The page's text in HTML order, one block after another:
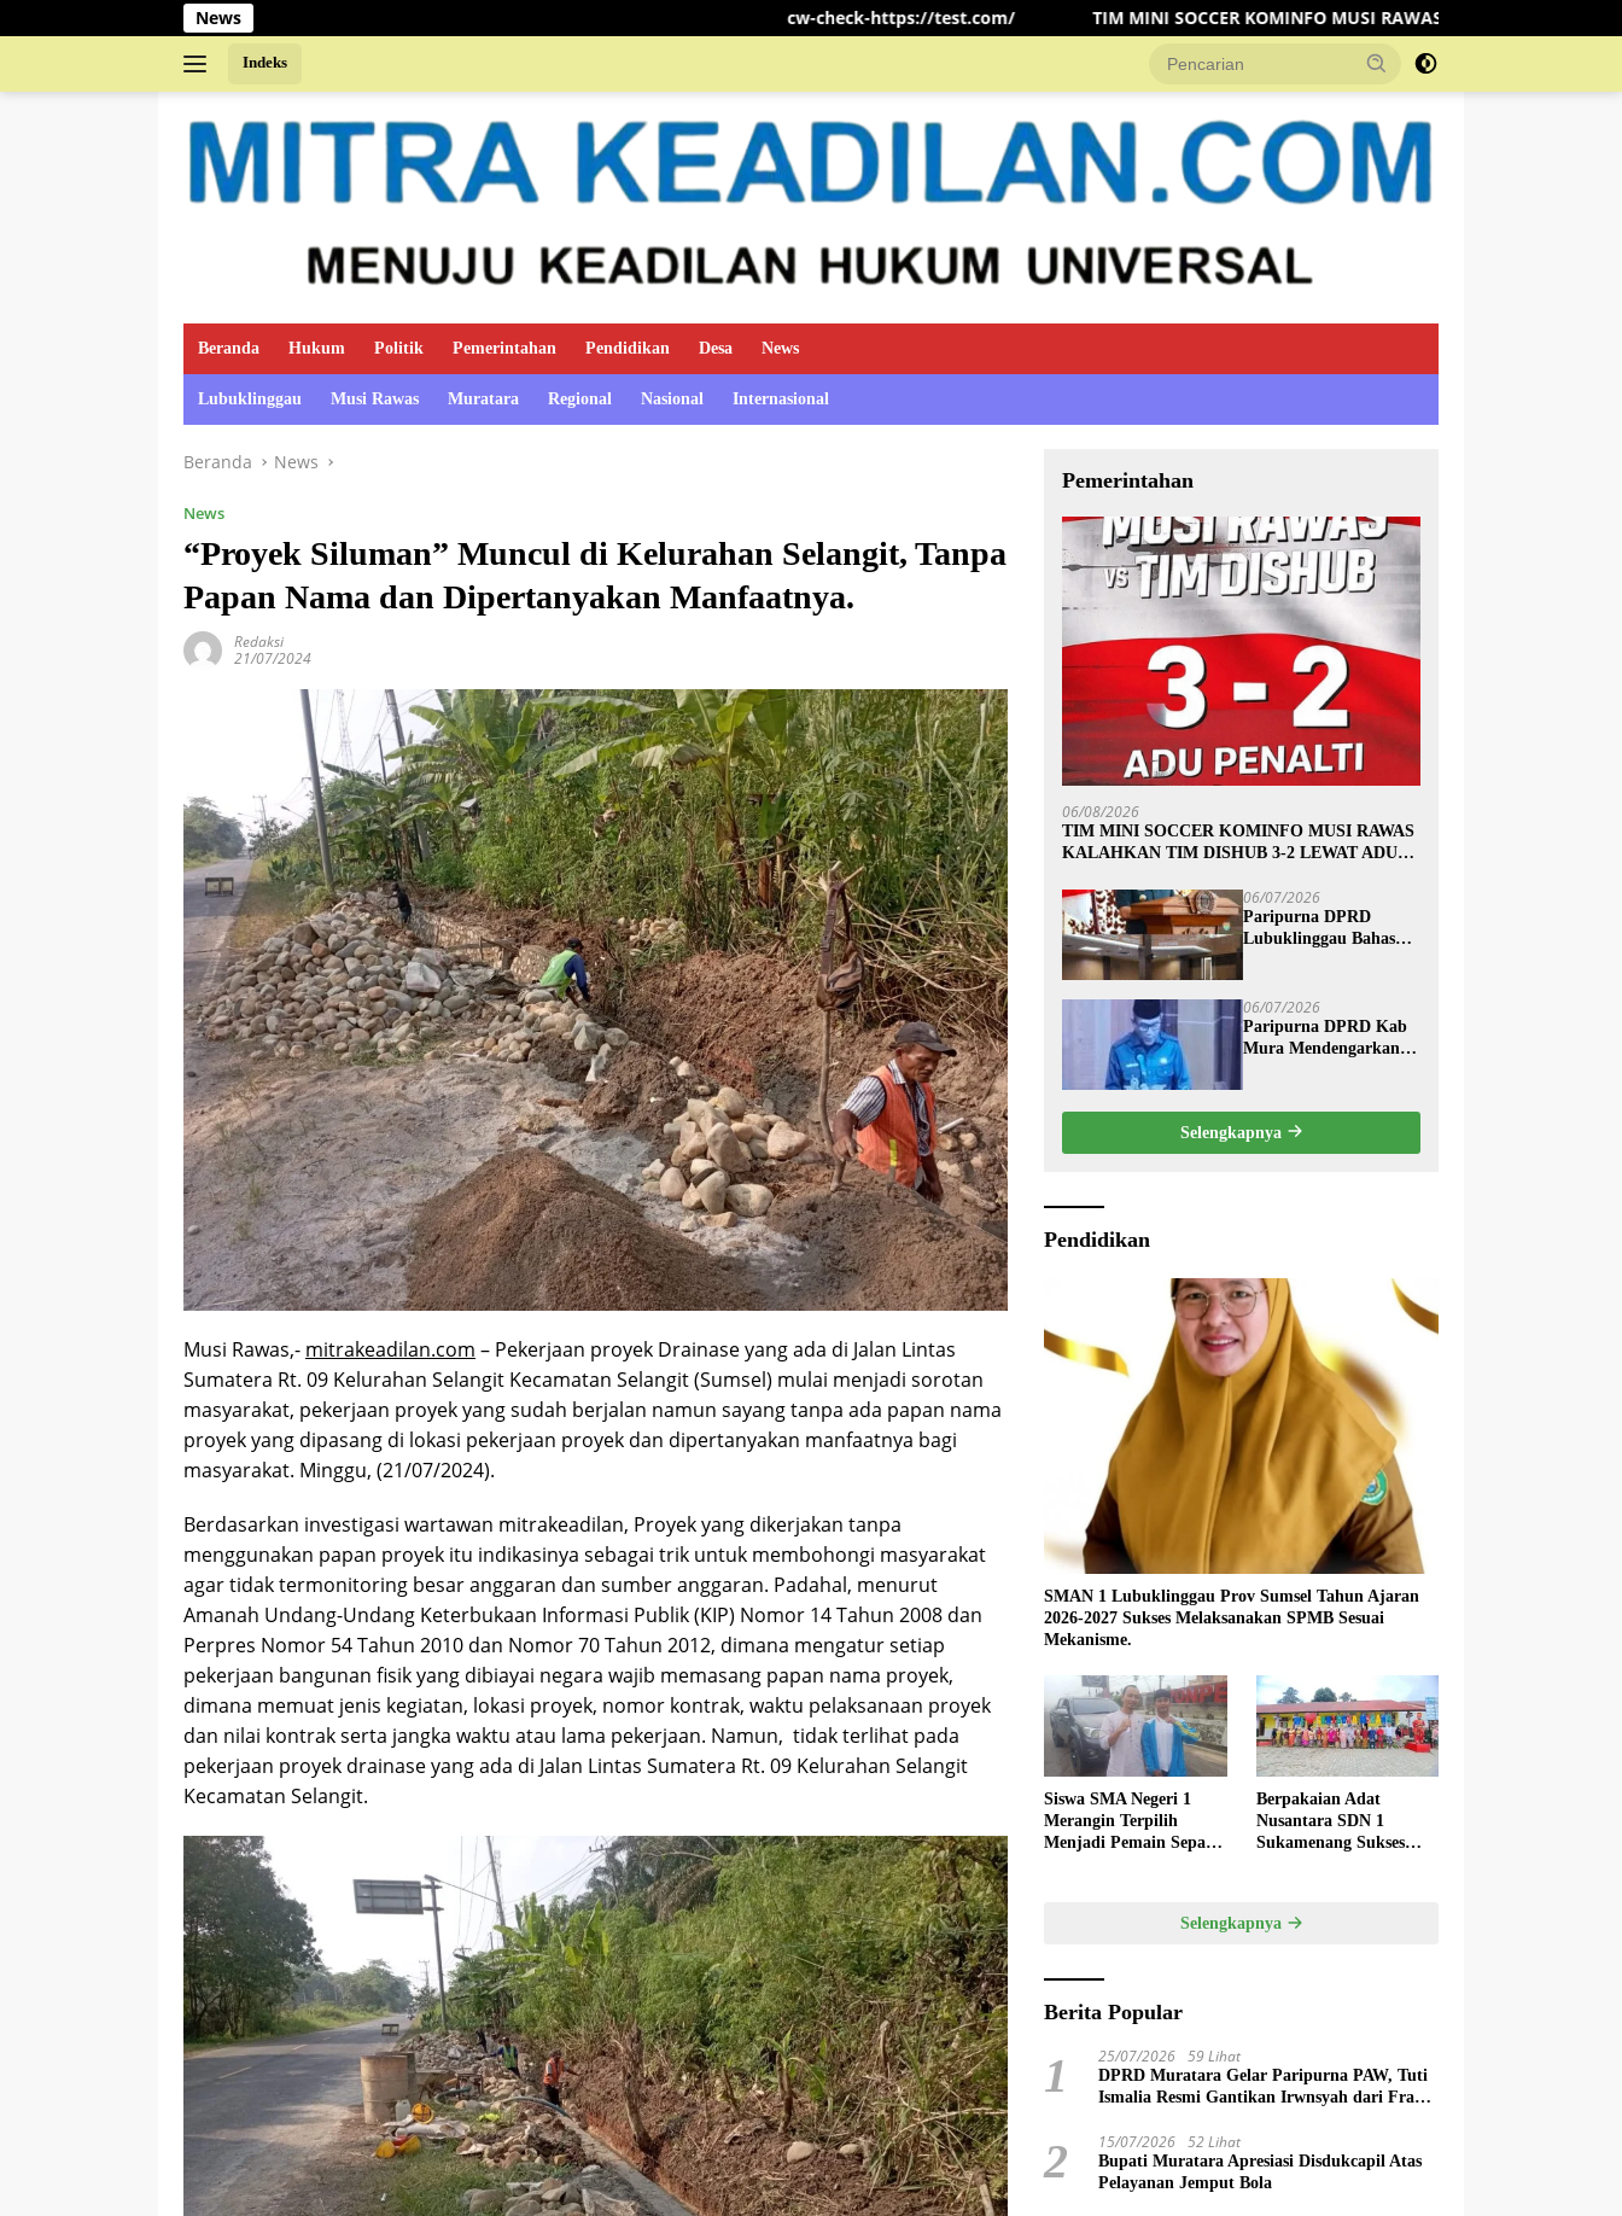
ke
News cw-check-https://test.com/ TIM MINI SOCCER KOMINFO MUSI RAWAS KALAHKAN TIM DISHUB 3-2 LEWAT
Indeks
Beranda Hukum Politik Pemerintahan Pendidikan Desa News
Lubuklinggau Musi Rawas Muratara Regional Nasional Internasional
Beranda News
News
“Proyek Siluman” Muncul di Kelurahan Selangit, Tanpa
Papan Nama dan Dipertanyakan Manfaatnya.
Redaksi
21/07/2024
Musi Rawas,- mitrakeadilan.com – Pekerjaan proyek Drainase yang ada di Jalan Lintas
Sumatera Rt. 09 Kelurahan Selangit Kecamatan Selangit (Sumsel) mulai menjadi sorotan
masyarakat, pekerjaan proyek yang sudah berjalan namun sayang tanpa ada papan nama
proyek yang dipasang di lokasi pekerjaan proyek dan dipertanyakan manfaatnya bagi
masyarakat. Minggu, (21/07/2024).
Berdasarkan investigasi wartawan mitrakeadilan, Proyek yang dikerjakan tanpa
menggunakan papan proyek itu indikasinya sebagai trik untuk membohongi masyarakat
agar tidak termonitoring besar anggaran dan sumber anggaran. Padahal, menurut
Amanah Undang-Undang Keterbukaan Informasi Publik (KIP) Nomor 14 Tahun 2008 dan
Perpres Nomor 54 Tahun 2010 dan Nomor 70 Tahun 2012, dimana mengatur setiap
pekerjaan bangunan fisik yang dibiayai negara wajib memasang papan nama proyek,
dimana memuat jenis kegiatan, lokasi proyek, nomor kontrak, waktu pelaksanaan proyek
dan nilai kontrak serta jangka waktu atau lama pekerjaan. Namun, tidak terlihat pada
pekerjaan proyek drainase yang ada di Jalan Lintas Sumatera Rt. 09 Kelurahan Selangit
Kecamatan Selangit.
Pemerintahan
06/08/2026
TIM MINI SOCCER KOMINFO MUSI RAWAS
KALAHKAN TIM DISHUB 3-2 LEWAT ADU
06/07/2026
Paripurna DPRD
Lubuklinggau Bahas
Sampaikan Jawaban
Eksekutif
06/07/2026
Paripurna DPRD Kab
Mura Mendengarkan
Raperda Tentang
Pertanggungjawaban
APBD Kabupaten Musi
Selengkapnya
Pendidikan
SMAN 1 Lubuklinggau Prov Sumsel Tahun Ajaran
2026-2027 Sukses Melaksanakan SPMB Sesuai
Mekanisme.
Siswa SMA Negeri 1
Merangin Terpilih
Menjadi Pemain Sepak
Berpakaian Adat
Nusantara SDN 1
Sukamenang Sukses
Selengkapnya
Berita Popular
1 25/07/2026 59 Lihat
DPRD Muratara Gelar Paripurna PAW, Tuti
Ismalia Resmi Gantikan Irwnsyah dari Fraksi
2 15/07/2026 52 Lihat
Bupati Muratara Apresiasi Disdukcapil Atas
Pelayanan Jemput Bola